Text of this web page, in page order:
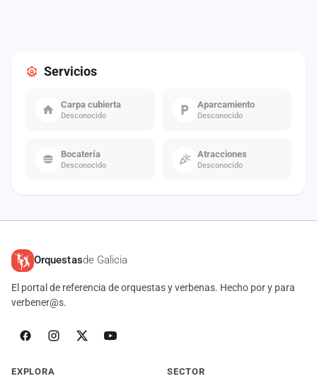
Servicios
Carpa cubierta
Desconocido
Aparcamiento
Desconocido
Bocatería
Desconocido
Atracciones
Desconocido
Orquestasde Galicia
El portal de referencia de orquestas y verbenas. Hecho por y para
verbener@s.
EXPLORA SECTOR